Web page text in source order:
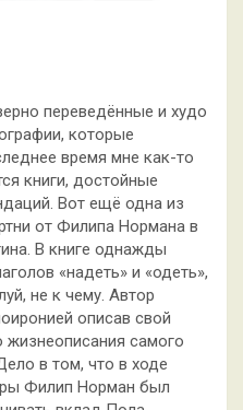
переведённые и худо
которые
время мне как-то
книги, достойные
Вот ещё одна из
от Филипа Нормана в
В книге однажды
«надеть» и «одеть»,
не к чему. Автор
описав свой
жизнеописания самого
в том, что в ходе
Филип Норман был